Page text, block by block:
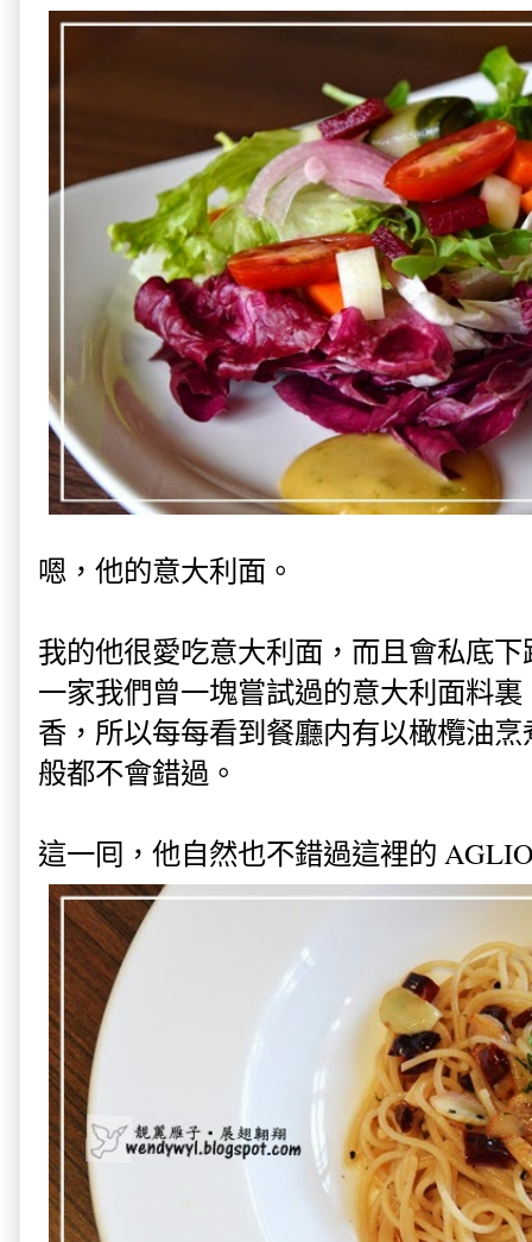
嗯，他的意大利面。
我的他很愛吃意大利面，而且會私底
一家我們曾一塊嘗試過的意大利面料
香，所以每每看到餐廳内有以橄欖油
般都不會錯過。
這一囘，他自然也不錯過這裡的